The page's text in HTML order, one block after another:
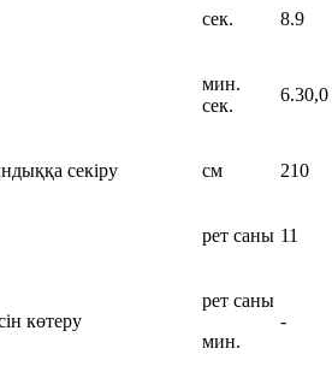
сек. 8.9
мин.
сек.
6.30,0
секіру см 210
рет саны 11
көтеру
рет саны
мин.
-